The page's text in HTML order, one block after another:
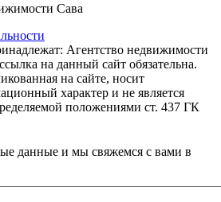
Сава
Агентство недвижимости
на данный сайт обязательна.
на сайте, носит
характер и не является
положениями ст. 437 ГК
данные и мы свяжемся с вами в